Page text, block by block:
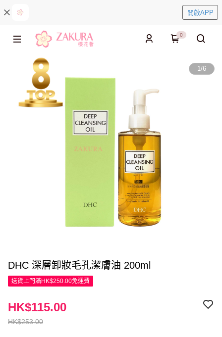
開啟APP
0
1/6
DHC 深層卸妝毛孔潔膚油 200ml
送貨上門滿HK$250.00免運費
HK$253.00
HK$115.00